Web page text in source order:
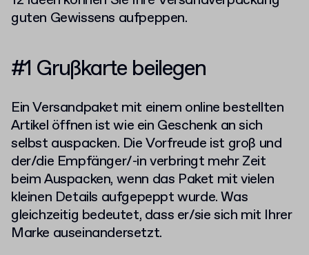
guten Gewissens aufpeppen.
#1 Grußkarte beilegen
Ein Versandpaket mit einem online bestellten
Artikel öffnen ist wie ein Geschenk an sich
selbst auspacken. Die Vorfreude ist groß und
der/die Empfänger/-in verbringt mehr Zeit
beim Auspacken, wenn das Paket mit vielen
kleinen Details aufgepeppt wurde. Was
gleichzeitig bedeutet, dass er/sie sich mit Ihrer
Marke auseinandersetzt.